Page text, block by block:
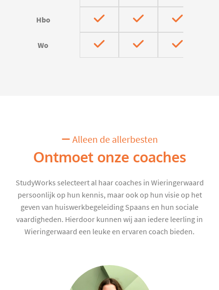
Hbo
Wo
Alleen de allerbesten
Ontmoet onze coaches
StudyWorks selecteert al haar coaches in Wieringerwaard
persoonlijk op hun kennis, maar ook op hun visie op het
geven van huiswerkbegeleiding Spaans en hun sociale
vaardigheden. Hierdoor kunnen wij aan iedere leerling in
Wieringerwaard een leuke en ervaren coach bieden.